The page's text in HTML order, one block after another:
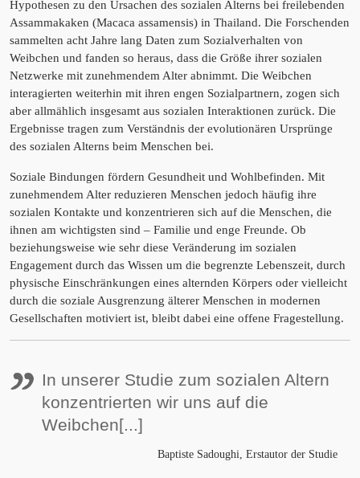
Hypothesen zu den Ursachen des sozialen Alterns bei freilebenden
Assammakaken (Macaca assamensis) in Thailand. Die Forschenden
sammelten acht Jahre lang Daten zum Sozialverhalten von
Weibchen und fanden so heraus, dass die Größe ihrer sozialen
Netzwerke mit zunehmendem Alter abnimmt. Die Weibchen
interagierten weiterhin mit ihren engen Sozialpartnern, zogen sich
aber allmählich insgesamt aus sozialen Interaktionen zurück. Die
Ergebnisse tragen zum Verständnis der evolutionären Ursprünge
des sozialen Alterns beim Menschen bei.
Soziale Bindungen fördern Gesundheit und Wohlbefinden. Mit
zunehmendem Alter reduzieren Menschen jedoch häufig ihre
sozialen Kontakte und konzentrieren sich auf die Menschen, die
ihnen am wichtigsten sind – Familie und enge Freunde. Ob
beziehungsweise wie sehr diese Veränderung im sozialen
Engagement durch das Wissen um die begrenzte Lebenszeit, durch
physische Einschränkungen eines alternden Körpers oder vielleicht
durch die soziale Ausgrenzung älterer Menschen in modernen
Gesellschaften motiviert ist, bleibt dabei eine offene Fragestellung.
" In unserer Studie zum sozialen Altern
konzentrierten wir uns auf die
Weibchen[...]
Baptiste Sadoughi, Erstautor der Studie